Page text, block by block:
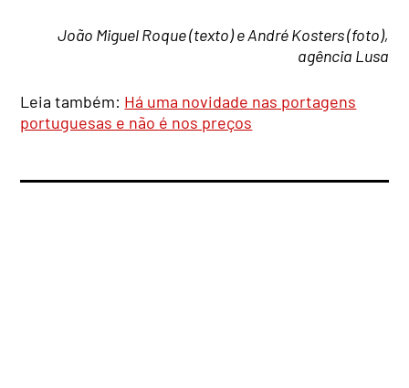
João Miguel Roque (texto) e André Kosters (foto),
agência Lusa
Leia também: Há uma novidade nas portagens
portuguesas e não é nos preços